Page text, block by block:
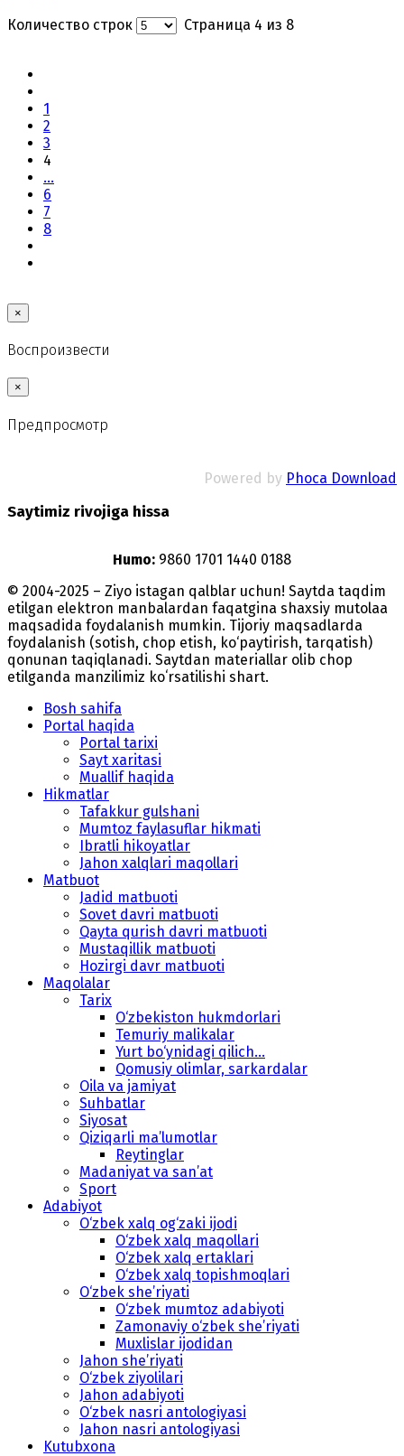
Количество строк
Страница 4 из 8
1
2
3
4
...
6
7
8
×
Воспроизвести
×
Предпросмотр
Powered by Phoca Download
Saytimiz rivojiga hissa
Humo: 9860 1701 1440 0188
© 2004-2025 – Ziyo istagan qalblar uchun! Saytda taqdim
etilgan elektron manbalardan faqatgina shaxsiy mutolaa
maqsadida foydalanish mumkin. Tijoriy maqsadlarda
foydalanish (sotish, chop etish, ko‘paytirish, tarqatish)
qonunan taqiqlanadi. Saytdan materiallar olib chop
etilganda manzilimiz koʻrsatilishi shart.
Bosh sahifa
Portal haqida
Portal tarixi
Sayt xaritasi
Muallif haqida
Hikmatlar
Tafakkur gulshani
Mumtoz faylasuflar hikmati
Ibratli hikoyatlar
Jahon xalqlari maqollari
Matbuot
Jadid matbuoti
Sovet davri matbuoti
Qayta qurish davri matbuoti
Mustaqillik matbuoti
Hozirgi davr matbuoti
Maqolalar
Tarix
O‘zbekiston hukmdorlari
Temuriy malikalar
Yurt bo‘ynidagi qilich...
Qomusiy olimlar, sarkardalar
Oila va jamiyat
Suhbatlar
Siyosat
Qiziqarli ma’lumotlar
Reytinglar
Madaniyat va san’at
Sport
Adabiyot
O‘zbek xalq og‘zaki ijodi
O‘zbek xalq maqollari
O‘zbek xalq ertaklari
O‘zbek xalq topishmoqlari
O‘zbek she’riyati
O‘zbek mumtoz adabiyoti
Zamonaviy o‘zbek she’riyati
Muxlislar ijodidan
Jahon she’riyati
O‘zbek ziyolilari
Jahon adabiyoti
O‘zbek nasri antologiyasi
Jahon nasri antologiyasi
Kutubxona